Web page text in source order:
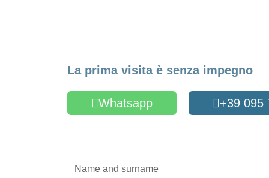
La prima visita è senza impegno
Whatsapp +39 095
and